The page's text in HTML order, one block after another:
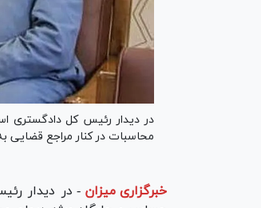
در دیدار رئیس کل دادگستری
محاسبات در کنار مراجع قضایی
خبرگزاری میزان - در دیدار